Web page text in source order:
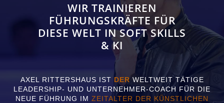
WIR TRAINIEREN
FÜHRUNGSKRÄFTE FÜR
DIESE WELT IN SOFT SKILLS
& KI
AXEL RITTERSHAUS IST DER WELTWEIT TÄTIGE
LEADERSHIP- UND UNTERNEHMER-COACH FÜR DIE
NEUE FÜHRUNG IM ZEITALTER DER KÜNSTLICHEN